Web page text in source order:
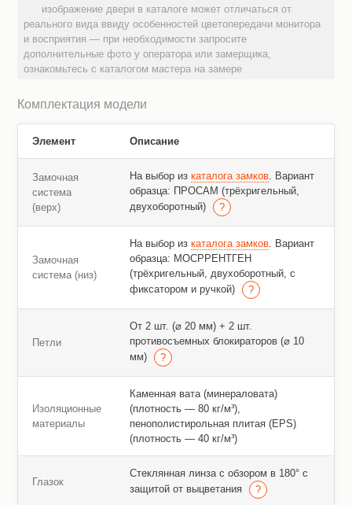
изображение двери в каталоге может отличаться от
реального вида ввиду особенностей цветопередачи монитора
и восприятия — при необходимости запросите
дополнительные фото у оператора или замерщика,
ознакомьтесь с каталогом мастера на замере
Комплектация модели
Элемент Описание
Замочная
система
(верх)
На выбор из каталога замков. Вариант
образца: ПРОСАМ (трёхригельный,
двухоборотный)
Замочная
система (низ)
На выбор из каталога замков. Вариант
образца: МОСРРЕНТГЕН
(трёхригельный, двухоборотный, с
фиксатором и ручкой)
Петли
От 2 шт. (⌀ 20 мм) + 2 шт.
противосъемных блокираторов (⌀ 10
мм)
Изоляционные
материалы
Каменная вата (минераловата)
(плотность — 80 кг/м³),
пенополистирольная плитая (EPS)
(плотность — 40 кг/м³)
Глазок
Стеклянная линза с обзором в 180° с
защитой от выцветания